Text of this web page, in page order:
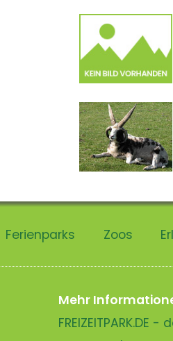
Ferienparks Zoos
Mehr
FREIZEITPARK.DE